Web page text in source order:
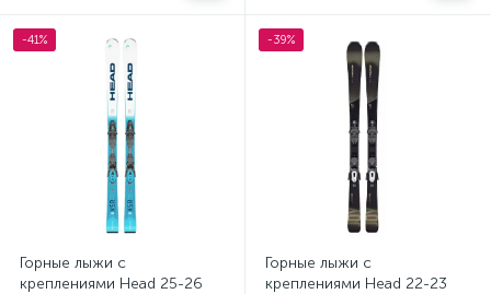
-41%
Горные лыжи с
креплениями Head 25-26
-39%
Горные лыжи с
креплениями Head 22-23